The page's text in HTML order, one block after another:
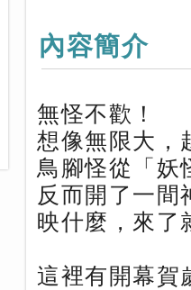
內容簡介
無怪不歡！
想像無限大，
鳥腳怪從「妖
反而開了一間
映什麼，來了
這裡有開幕賀